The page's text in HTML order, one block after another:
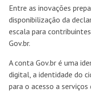
Entre as inovações
disponibilização da
escala para
Gov.br.
A conta Gov.br é uma
digital, a identidade do
para o acesso a